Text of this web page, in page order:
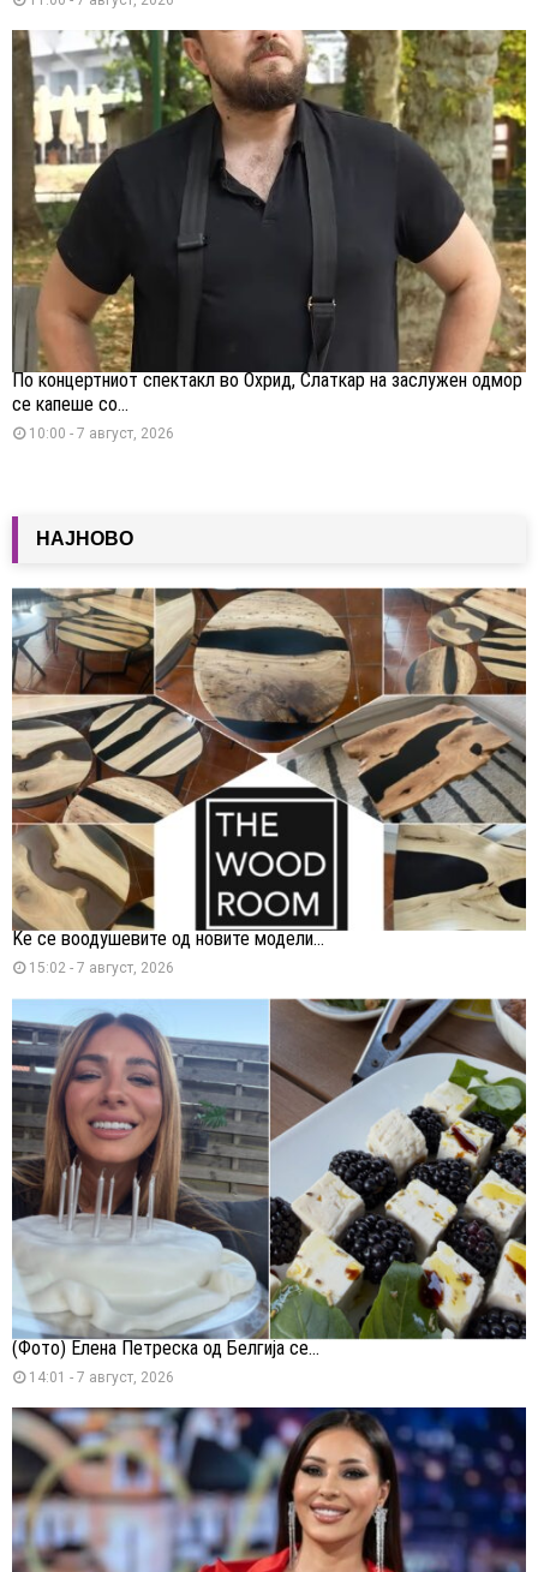
По концертниот спектакл во Охрид, Слаткар на заслужен одмор
се капеше со...
10:00 - 7 август, 2026
НАЈНОВО
Ќе се воодушевите од новите модели...
15:02 - 7 август, 2026
(Фото) Елена Петреска од Белгија се...
14:01 - 7 август, 2026